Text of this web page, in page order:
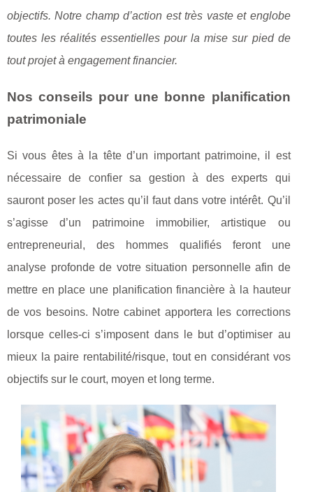
objectifs. Notre champ d’action est très vaste et englobe
toutes les réalités essentielles pour la mise sur pied de
tout projet à engagement financier.
Nos conseils pour une bonne planification
patrimoniale
Si vous êtes à la tête d’un important patrimoine, il est
nécessaire de confier sa gestion à des experts qui
sauront poser les actes qu’il faut dans votre intérêt. Qu’il
s’agisse d’un patrimoine immobilier, artistique ou
entrepreneurial, des hommes qualifiés feront une
analyse profonde de votre situation personnelle afin de
mettre en place une planification financière à la hauteur
de vos besoins. Notre cabinet apportera les corrections
lorsque celles-ci s’imposent dans le but d’optimiser au
mieux la paire rentabilité/risque, tout en considérant vos
objectifs sur le court, moyen et long terme.